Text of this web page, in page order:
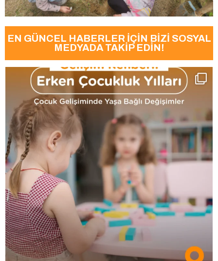
EN GÜNCEL HABERLER İÇİN BİZİ SOSYAL
MEDYADA TAKİP EDİN!